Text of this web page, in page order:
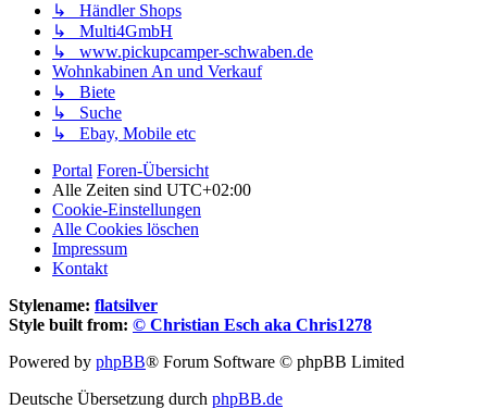
↳ Händler Shops
↳ Multi4GmbH
↳ www.pickupcamper-schwaben.de
Wohnkabinen An und Verkauf
↳ Biete
↳ Suche
↳ Ebay, Mobile etc
Portal Foren-Übersicht
Alle Zeiten sind UTC+02:00
Cookie-Einstellungen
Alle Cookies löschen
Impressum
Kontakt
Stylename: flatsilver
Style built from: © Christian Esch aka Chris1278
Powered by phpBB® Forum Software © phpBB Limited
Deutsche Übersetzung durch phpBB.de